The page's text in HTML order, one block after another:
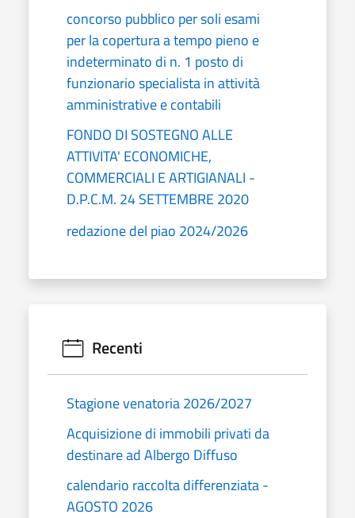
concorso pubblico per soli esami
per la copertura a tempo pieno e
indeterminato di n. 1 posto di
funzionario specialista in attività
amministrative e contabili
FONDO DI SOSTEGNO ALLE
ATTIVITA' ECONOMICHE,
COMMERCIALI E ARTIGIANALI -
D.P.C.M. 24 SETTEMBRE 2020
redazione del piao 2024/2026
Recenti
Stagione venatoria 2026/2027
Acquisizione di immobili privati da
destinare ad Albergo Diffuso
calendario raccolta differenziata -
AGOSTO 2026